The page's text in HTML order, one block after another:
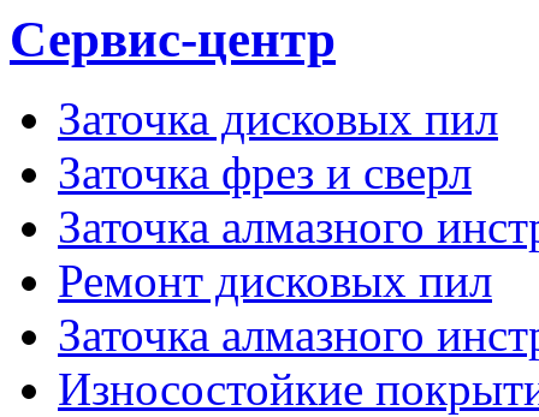
Сервис-центр
Заточка дисковых пил
Заточка фрез и сверл
Заточка алмазного
Ремонт дисковых пил
Заточка алмазного
Износостойкие